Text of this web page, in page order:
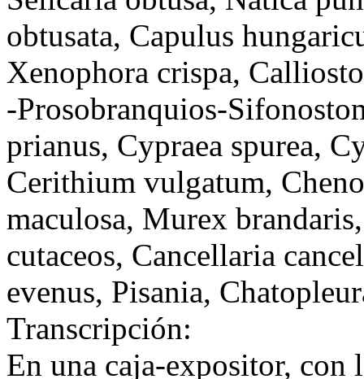
obtusata, Capulus
Xenophora crispa,
-Prosobranquios-
prianus, Cypraea spurea,
Cerithium vulgatum,
maculosa, Murex
cutaceos, Cancellaria
evenus, Pisania,
Transcripción:
En una caja-expositor, con